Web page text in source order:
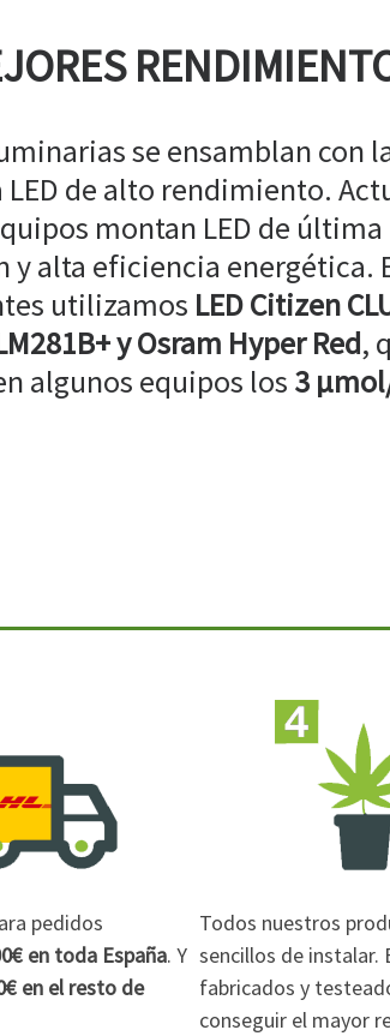
se ensamblan con
de alto rendimiento.
montan LED de última
y alta eficiencia energética.
utilizamos LED Citizen
y Osram Hyper Red,
algunos equipos los 3
pedidos
en toda España. Y
en el resto de
Todos nuestros
sencillos de instalar.
fabricados y
conseguir el mayor